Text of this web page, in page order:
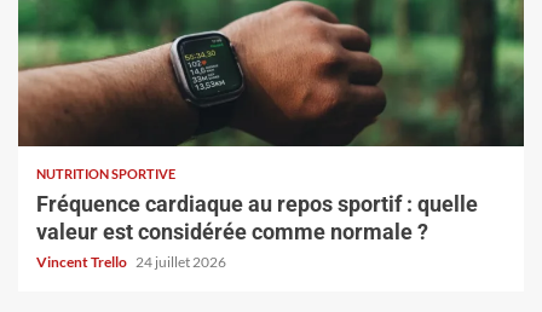
NUTRITION SPORTIVE
Fréquence cardiaque au repos sportif : quelle
valeur est considérée comme normale ?
Vincent Trello 24 juillet 2026